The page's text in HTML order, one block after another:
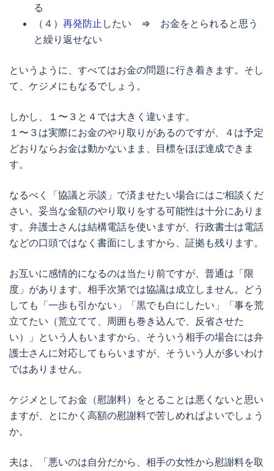
る
（４） 再発防止 したい ⇒ お金をとられると思う
と繰り返せない
というように、すべてはお金の問題に行き着きます。そし
て、ケジメにもなるでしょう。
しかし、１〜３と４では大きく違います。
１〜３は実際にお金のやり取りがあるのですが、４は予定
どおりならお金は動かないまま、目標をほぼ達成できま
す。
なるべく「協議と示談」で済ませたい場合にはご相談くだ
さい。妥当な金額のやり取りをする可能性は十分にありま
す。弁護士さんは結構電話を使いますが、行政書士は電話
などの口頭ではなく書面にしますから、証拠も残ります。
お互いに感情的になるのは当たり前ですが、普通は「限
度」があります。相手次第では協議は成立しません。どう
しても「一歩も引かない」「黒でも白にしたい」「事を荒
立てたい（荒立てて、周囲も巻き込んで、反省させた
い）」という人もいますから、そういう相手の場合には弁
護士さんに対応してもらいますが、そういう人が多いわけ
ではありません。
ケジメとしてお金（慰謝料）をとることは悪くないと思い
ますが、とにかく高額の慰謝料で苦しめればよいでしょう
か。
夫は、「悪いのは自分だから、相手の女性から慰謝料を取